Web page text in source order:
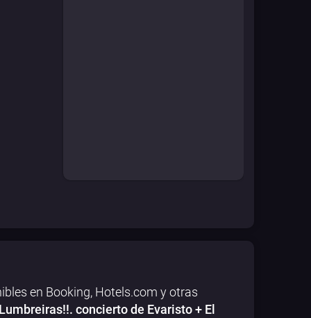
en Booking, Hotels.com y otras
concierto de Evaristo + El